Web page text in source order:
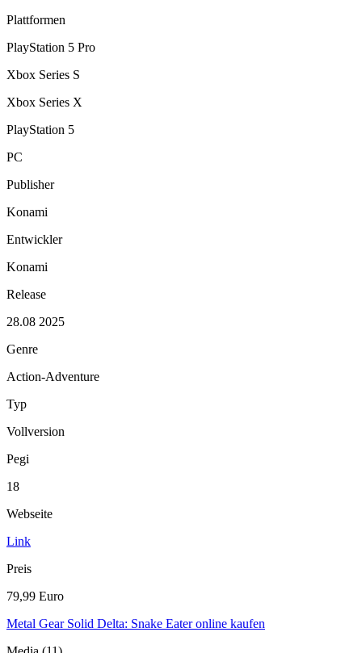
Plattformen
PlayStation 5 Pro
Xbox Series S
Xbox Series X
PlayStation 5
PC
Publisher
Konami
Entwickler
Konami
Release
28.08 2025
Genre
Action-Adventure
Typ
Vollversion
Pegi
18
Webseite
Link
Preis
79,99 Euro
Metal Gear Solid Delta: Snake Eater online kaufen